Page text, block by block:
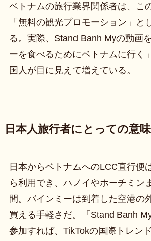
ベトナムの旅行業界関係者は、こ
「無料の観光プロモーション」と
る。実際、Stand Banh Myの動画
ーを食べるためにベトナムに行く
国人が目に見えて増えている。
日本人旅行者にとっての意味
日本からベトナムへのLCC直行便
ら利用でき、ハノイやホーチミン
間。バインミーは到着した空港の
買える手軽さだ。「Stand Banh
参加すれば、TikTokの国際トレン